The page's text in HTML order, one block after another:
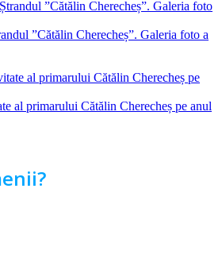
”Cătălin Cherecheș”. Galeria foto a
al primarului Cătălin Cherecheș pe anul